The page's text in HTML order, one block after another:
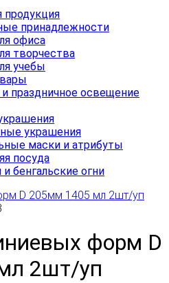
принадлежности
офиса
творчества
учебы
праздничное освещение
украшения
маски и атрибуты
посуда
бенгальские огни
форм D
2шт/уп